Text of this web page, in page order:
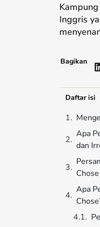
Inggris
Bagikan
Daftar isi
Apa
dan
Chose
Apa